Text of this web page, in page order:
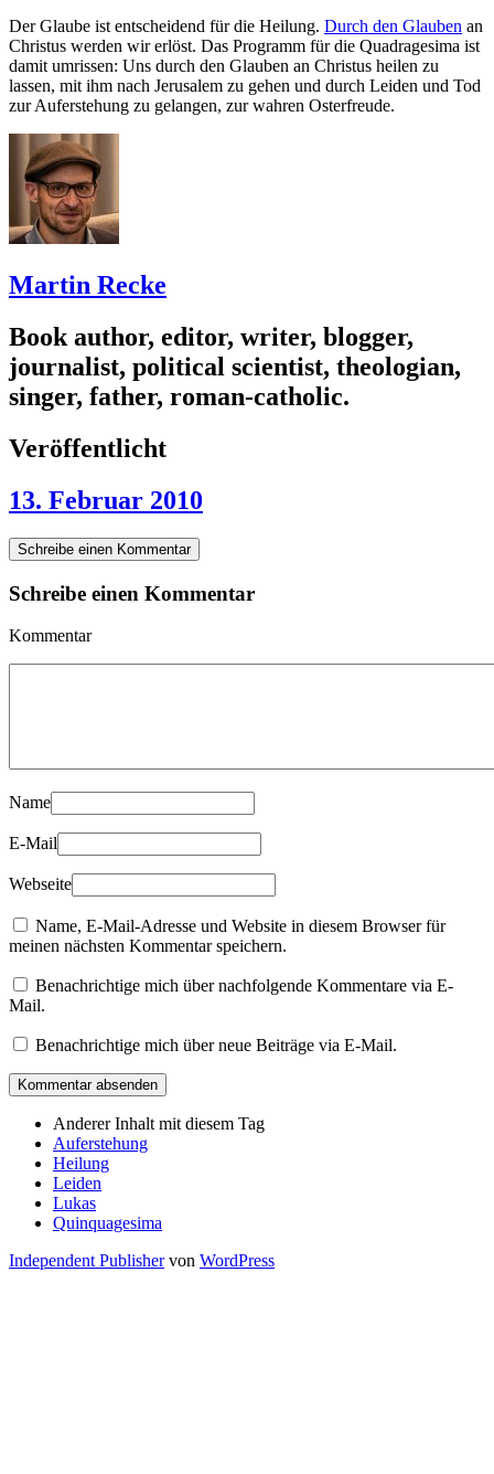
Der Glaube ist entscheidend für die Heilung. Durch den Glauben an
Christus werden wir erlöst. Das Programm für die Quadragesima ist
damit umrissen: Uns durch den Glauben an Christus heilen zu
lassen, mit ihm nach Jerusalem zu gehen und durch Leiden und Tod
zur Auferstehung zu gelangen, zur wahren Osterfreude.
Martin Recke
Book author, editor, writer, blogger,
journalist, political scientist, theologian,
singer, father, roman-catholic.
Veröffentlicht
13. Februar 2010
Schreibe einen Kommentar
Schreibe einen Kommentar
Kommentar
Name
E-Mail
Webseite
Name, E-Mail-Adresse und Website in diesem Browser für
meinen nächsten Kommentar speichern.
Benachrichtige mich über nachfolgende Kommentare via E-
Mail.
Benachrichtige mich über neue Beiträge via E-Mail.
Anderer Inhalt mit diesem Tag
Auferstehung
Heilung
Leiden
Lukas
Quinquagesima
Independent Publishervon WordPress